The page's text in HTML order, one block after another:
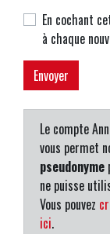
En cochant
à chaque
Le compte
vous permet
pseudonyme
ne puisse
Vous pouvez
ici.